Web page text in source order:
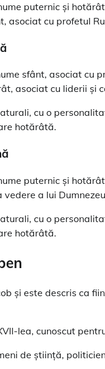
puternic și
asociat cu profetul
sfânt, asociat cu
asociat cu liderii și
cu o
hotărâtă.
puternic și
a lui
cu o
hotărâtă.
și este descris ca
lea, cunoscut
de știință,